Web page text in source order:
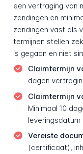
een vertraging van
zendingen en
zendingen vast als
termijnen stellen
is gegaan en niet
Claimtermijn
dagen
Claimtermijn
Minimaal 10
leveringsdatum
Vereiste
(certificaat),